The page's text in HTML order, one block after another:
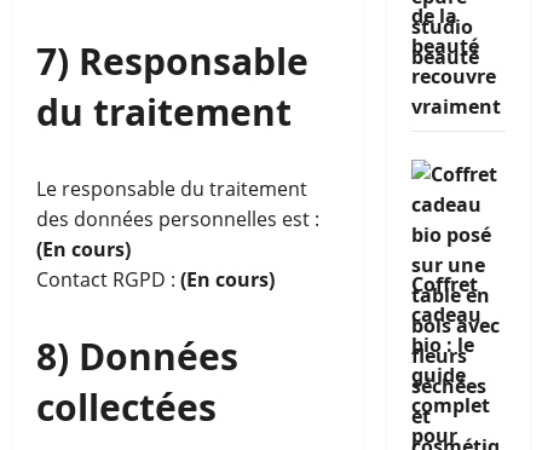
7) Responsable
du traitement
Le responsable du traitement
des données personnelles est :
(En cours)
Contact RGPD : (En cours)
8) Données
collectées
de la
beauté
recouvre
vraiment
Coffret
cadeau
bio : le
guide
complet
pour